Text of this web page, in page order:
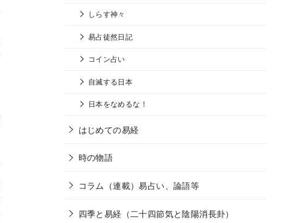
しらす神々
易占徒然日記
コイン占い
自滅する日本
日本をなめるな！
はじめての易経
時の物語
コラム（連載）易占い、論語等
四季と易経（二十四節気と陰陽消長卦）